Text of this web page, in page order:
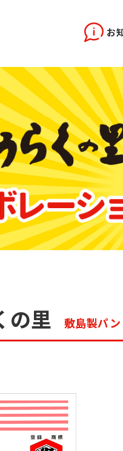
お
優選醤油
覧 レシピ動
味どうらく誕生秘話
X2
の里 敷島製パン